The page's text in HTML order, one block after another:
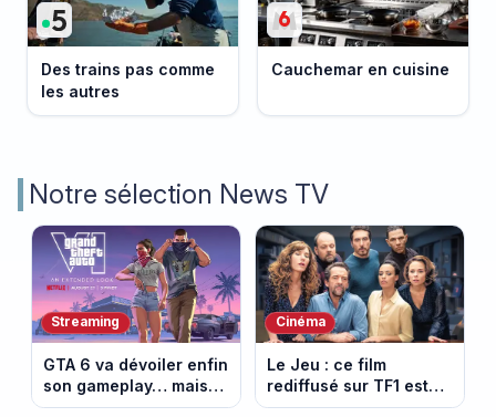
Des trains pas comme
les autres
Cauchemar en cuisine
Notre sélection News TV
Streaming
GTA 6 va dévoiler enfin
son gameplay… mais
d’abord sur Netflix
Cinéma
Le Jeu : ce film
rediffusé sur TF1 est
adapté d’un succès